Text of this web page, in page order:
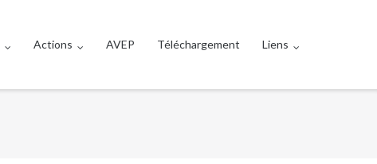
Actions AVEP Téléchargement Liens